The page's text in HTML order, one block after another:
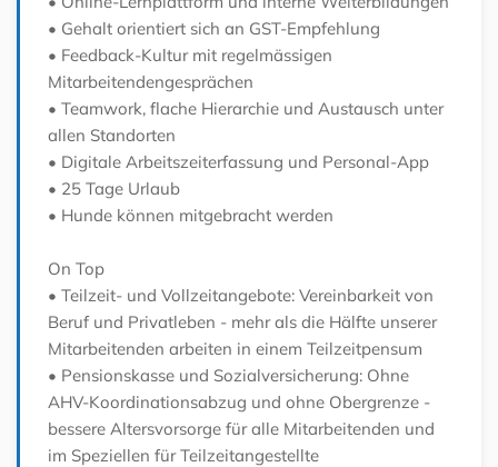
• Gehalt orientiert sich an GST-Empfehlung
• Feedback-Kultur mit regelmässigen
Mitarbeitendengesprächen
• Teamwork, flache Hierarchie und Austausch unter
allen Standorten
• Digitale Arbeitszeiterfassung und Personal-App
• 25 Tage Urlaub
• Hunde können mitgebracht werden
On Top
• Teilzeit- und Vollzeitangebote: Vereinbarkeit von
Beruf und Privatleben - mehr als die Hälfte unserer
Mitarbeitenden arbeiten in einem Teilzeitpensum
• Pensionskasse und Sozialversicherung: Ohne
AHV-Koordinationsabzug und ohne Obergrenze -
bessere Altersvorsorge für alle Mitarbeitenden und
im Speziellen für Teilzeitangestellte